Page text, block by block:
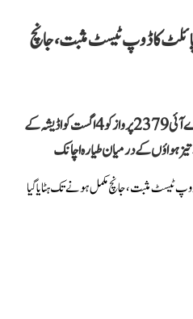
پائلٹ کا ڈوپ ٹیسٹ مثبت، جانچ
فوکیٹ سے دہلی واپس آ رہی ایئر انڈیا کی اے آئی 2379 پرواز کو 4 اگست کو اڈیشہ کے
تیز ہواؤں کے درمیان طیارہ اچانک